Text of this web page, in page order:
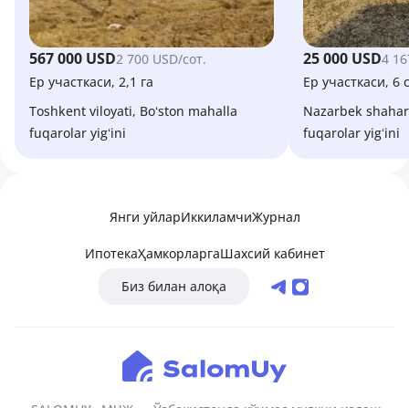
567 000 USD2 700 USD/сот.
Ер участкаси, 2,1 га
Toshkent viloyati, Boʻston mahalla
fuqarolar yigʻini
25 000 USD4
Ер участкаси, 6
Nazarbek shaharchasi, Forobiy mahalla
fuqarolar yigʻini
Янги уйларИккиламчиЖурнал
ИпотекаҲамкорларгаШахсий кабинет
Биз билан алоқа